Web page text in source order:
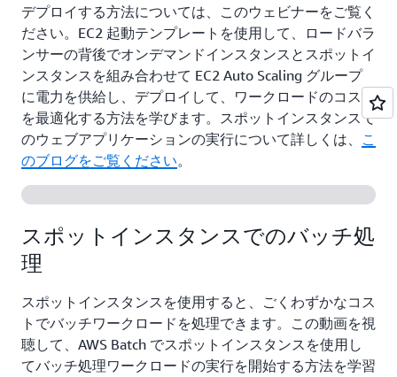
デプロイする方法については、このウェビナーをご覧く
ださい。EC2 起動テンプレートを使用して、ロードバラ
ンサーの背後でオンデマンドインスタンスとスポットイ
ンスタンスを組み合わせて EC2 Auto Scaling グループ
に電力を供給し、デプロイして、ワークロードのコスト
を最適化する方法を学びます。スポットインスタンスで
のウェブアプリケーションの実行について詳しくは、 こ
のブログをご覧ください。
スポットインスタンスでのバッチ処
理
スポットインスタンスを使用すると、ごくわずかなコス
トでバッチワークロードを処理できます。この動画を視
聴して、AWS Batch でスポットインスタンスを使用し
てバッチ処理ワークロードの実行を開始する方法を学習